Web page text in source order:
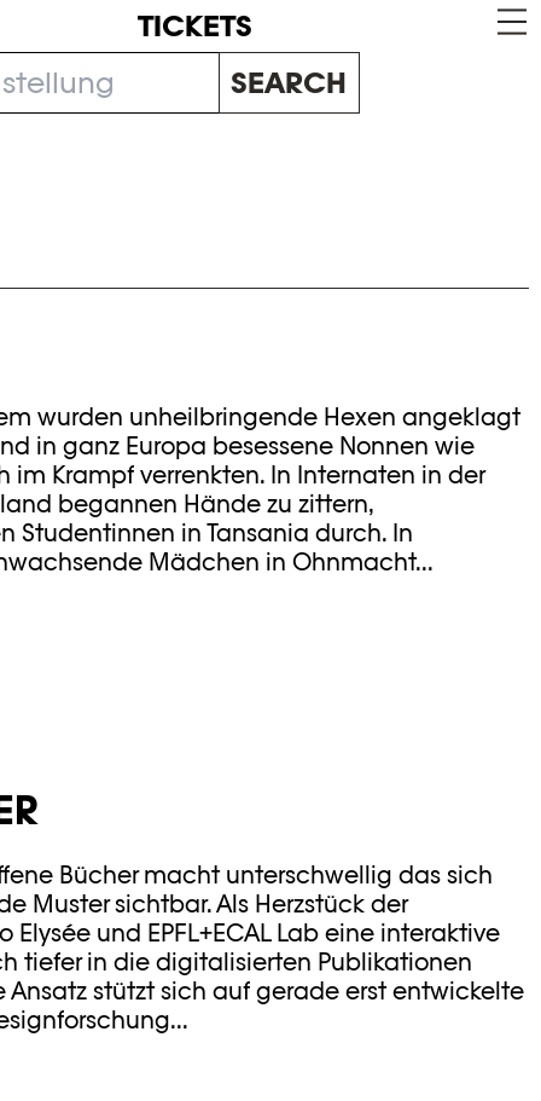
TICKETS
SEARCH
wurden unheilbringende Hexen angeklagt
in ganz Europa besessene Nonnen wie
im Krampf verrenkten. In Internaten in der
begannen Hände zu zittern,
Studentinnen in Tansania durch. In
Mädchen in Ohnmacht...
Bücher macht unterschwellig das sich
Muster sichtbar. Als Herzstück der
Elysée und EPFL+ECAL Lab eine interaktive
tiefer in die digitalisierten Publikationen
Ansatz stützt sich auf gerade erst entwickelte